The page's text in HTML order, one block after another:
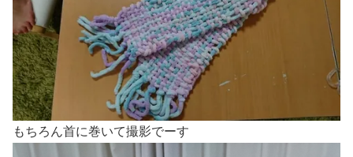
もちろん首に巻いて撮影でーす